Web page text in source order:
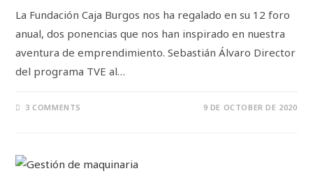
La Fundación Caja Burgos nos ha regalado en su 12 foro
anual, dos ponencias que nos han inspirado en nuestra
aventura de emprendimiento. Sebastián Álvaro Director
del programa TVE al…
3 COMMENTS 9 DE OCTOBER DE 2020